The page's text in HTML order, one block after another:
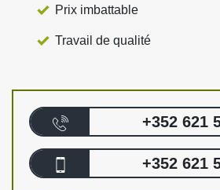
Prix imbattable
Travail de qualité
+352 621
+352 621